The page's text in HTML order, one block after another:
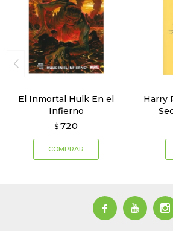
El Inmortal Hulk En el
Infierno
$ 720
Harry
  